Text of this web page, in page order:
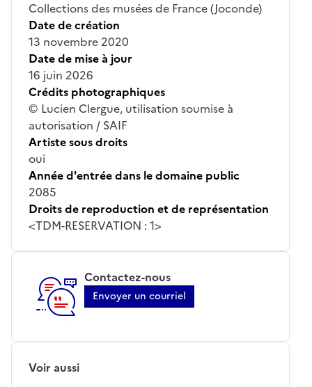
Collections des musées de France (Joconde)
Date de création
13 novembre 2020
Date de mise à jour
16 juin 2026
Crédits photographiques
© Lucien Clergue, utilisation soumise à
autorisation / SAIF
Artiste sous droits
oui
Année d'entrée dans le domaine public
2085
Droits de reproduction et de représentation
<TDM-RESERVATION : 1>
Contactez-nous
Envoyer un courriel
Voir aussi